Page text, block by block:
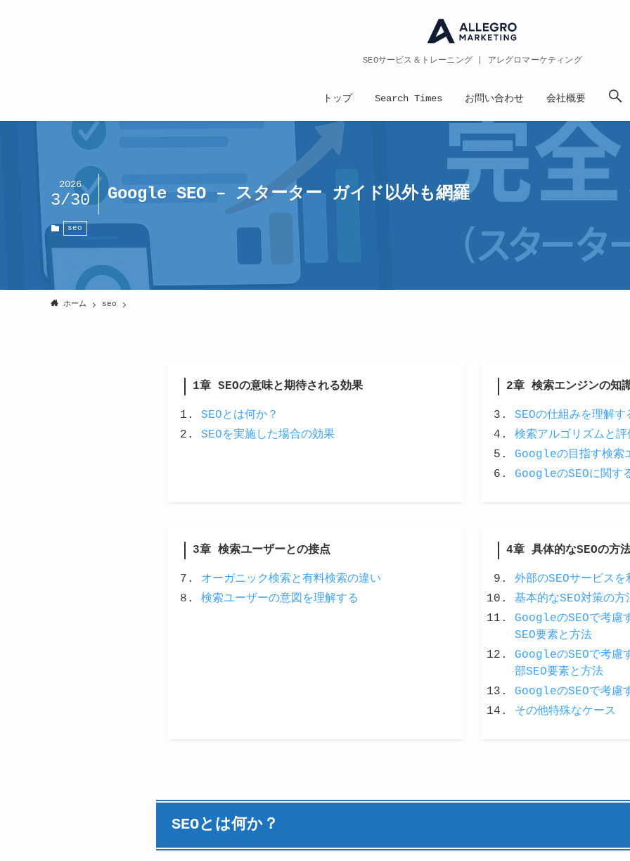
SEOサービス＆トレーニング | アレグロマーケティング
トップ Search Times お問い合わせ 会社概要
Google SEO – スターター ガイド以外も網羅
2026
3/30
seo
ホーム seo
1章 SEOの意味と期待される効果
SEOとは何か？
SEOを実施した場合の効果
2章 検索エンジンの知
SEOの仕組みを理解す
検索アルゴリズムと評
Googleの目指す検索
GoogleのSEOに関す
3章 検索ユーザーとの接点
オーガニック検索と有料検索の違い
検索ユーザーの意図を理解する
4章 具体的なSEOの方
外部のSEOサービス
基本的なSEO対策の方
GoogleのSEOで考慮
SEO要素と方法
GoogleのSEOで考慮
部SEO要素と方法
GoogleのSEOで考慮
その他特殊なケース
SEOとは何か？